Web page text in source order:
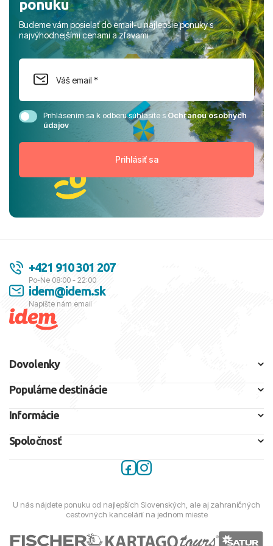
ponuku
Budeme vám posielať do email-u najlepšie ponuky s
najvýhodnejšími cenami a zľavami
Prihlásením sa k odberu súhlasíte sOchranou osobných
údajov
+421 910 301 207
Po-Ne 08:00 - 22:00
idem@idem.sk
Napíšte nám email
Dovolenky
Populárne destinácie
Informácie
Spoločnosť
U nás nájdete ponuku od najlepších Slovenských, ale aj zahraničných
cestovných kancelárií na jednom mieste